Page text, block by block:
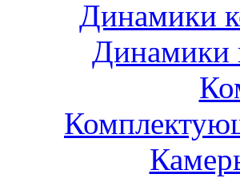
Динамики
Динамики